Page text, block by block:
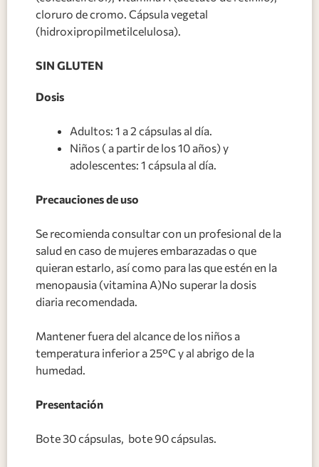
cloruro de cromo. Cápsula vegetal
(hidroxipropilmetilcelulosa).
SIN GLUTEN
Dosis
Adultos: 1 a 2 cápsulas al día.
Niños ( a partir de los 10 años) y
adolescentes: 1 cápsula al día.
Precauciones de uso
Se recomienda consultar con un profesional de la
salud en caso de mujeres embarazadas o que
quieran estarlo, así como para las que estén en la
menopausia (vitamina A)No superar la dosis
diaria recomendada.
Mantener fuera del alcance de los niños a
temperatura inferior a 25°C y al abrigo de la
humedad.
Presentación
Bote 30 cápsulas, bote 90 cápsulas.